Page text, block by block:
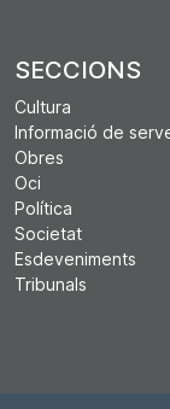
SECCIONS
Cultura
Informació de
Obres
Oci
Política
Societat
Esdeveniments
Tribunals